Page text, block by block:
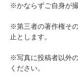
※かならずご自身が
※第三者の著作権そ
止とします。
※写真に投稿者以外
ください。